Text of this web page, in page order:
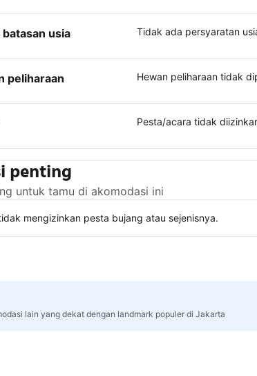
batasan usia Tidak ada persyaratan
peliharaan Hewan peliharaan tidak
Pesta/acara tidak
penting
untuk tamu di akomodasi ini
mengizinkan pesta bujang atau sejenisnya.
lain yang dekat dengan landmark populer di Jakarta